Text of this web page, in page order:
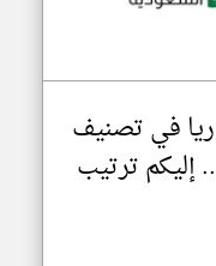
في تصنيف
إليكم ترتيب